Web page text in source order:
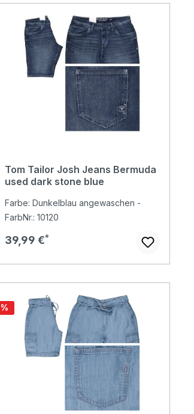
Tom Tailor Josh Jeans Bermuda
used dark stone blue
Farbe: Dunkelblau angewaschen -
FarbNr.: 10120
Regulärer Preis:
39,99 €
Rabatt
%